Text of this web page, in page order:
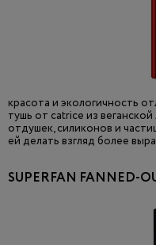
красота и экологичность
тушь от catrice из
отдушек, силиконов и
ей делать взгляд более
SUPERFAN FANNED-